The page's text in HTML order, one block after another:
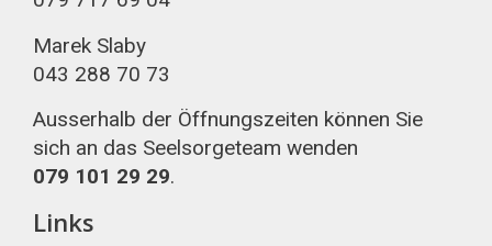
Marek Slaby
043 288 70 73
Ausserhalb der Öffnungszeiten können Sie
sich an das Seelsorgeteam wenden
079 101 29 29.
Links